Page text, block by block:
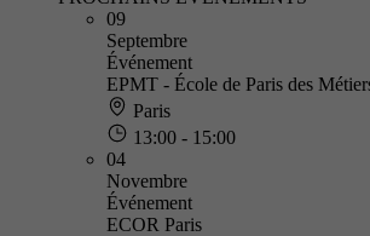
09
Septembre
Événement
EPMT - École de Paris des
Paris
13:00 - 15:00
04
Novembre
Événement
ECOR Paris